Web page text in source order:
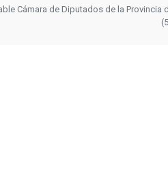
Cámara de Diputados de la Provincia